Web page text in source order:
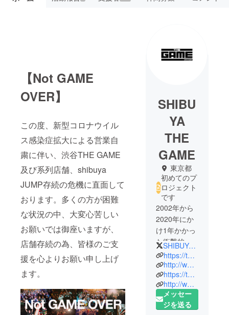
【Not GAME
OVER】
この度、新型コロナウイル
ス感染症拡大による営業自
粛に伴い、渋谷THE GAME
及び系列店舗、shibuya
JUMP存続の危機に直面して
おります。多くの方が困難
な状況の中、大変心苦しい
お願いでは御座いますが、
店舗存続の為、皆様のご支
援を心よりお願い申し上げ
ます。
SHIBU
YA
THE
GAME
東京都
初めてのプ
ロジェクト
です
2002年から
2020年にか
け1年かかっ
た衝撃的な
移転劇な
ど、紆余曲
折ありなが
らもライブ
歴史を積み
重ね、沢山
SHIBUYATHEGAME
https://twitter.com/SHIBUYATHEGAME
http://www.shibuyathegame.com
https://twitter.com/shibuyajump
http://www.shibuyajump.com
メッセー
ジを送る